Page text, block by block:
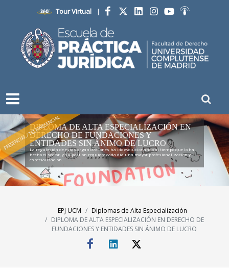
Tour Virtual |
Facebook
PRESENCIAL / TELEPRESENCIAL
DIPLOMA DE ALTA ESPECIALIZACIÓN EN
DERECHO DE FUNDACIONES Y
ENTIDADES SIN ÁNIMO DE LUCRO
La regulación de estas organizaciones ha ido evolucionando al tiempo que lo ha
hecho el sector, y su gestión requiere cada día una mayor profesionalización y
especialización.
EPJ UCM
Diplomas de Alta Especialización
DIPLOMA DE ALTA ESPECIALIZACIÓN EN DERECHO DE
FUNDACIONES Y ENTIDADES SIN ÁNIMO DE LUCRO